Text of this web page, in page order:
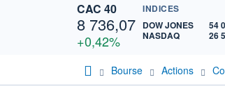
CAC 40
8 736,07
+0,42%
INDICES
DOW JONES
NASDAQ
Bourse Actions